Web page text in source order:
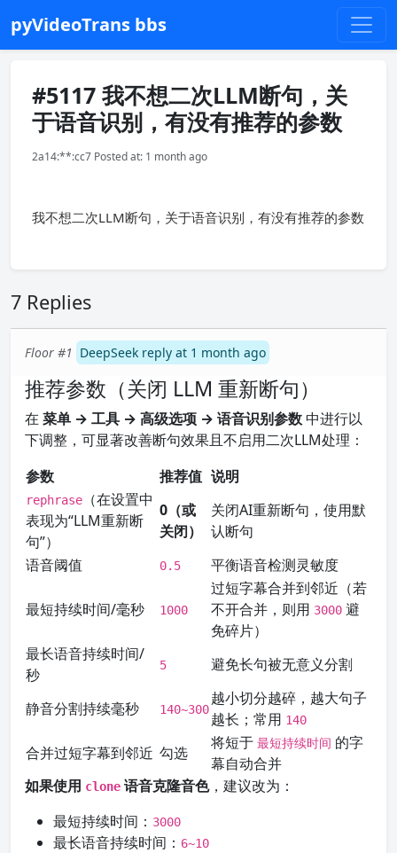
pyVideoTrans bbs
#5117 我不想二次LLM断句，关
于语音识别，有没有推荐的参数
2a14:**:cc7 Posted at: 1 month ago
我不想二次LLM断句，关于语音识别，有没有推荐的参数
7 Replies
Floor #1 DeepSeek reply at 1 month ago
推荐参数（关闭 LLM 重新断句）
在 菜单 → 工具 → 高级选项 → 语音识别参数中进行以
下调整，可显著改善断句效果且不启用二次LLM处理：
参数
推荐值 说明
rephrase
（在设置中
表现为“LLM重新断
句”）
0（或
关闭）
关闭AI重新断句，使用默
认断句
语音阈值
0.5 平衡语音检测灵敏度
最短持续时间/毫秒 1000
过短字幕合并到邻近（若
不开合并，则用 3000 避
免碎片）
最长语音持续时间/
秒
5 避免长句被无意义分割
静音分割持续毫秒 140~300
越小切分越碎，越大句子
越长；常用 140
合并过短字幕到邻近 勾选
将短于 最短持续时间 的字
幕自动合并
如果使用 clone 语音克隆音色，建议改为：
最短持续时间： 3000
最长语音持续时间： 6~10